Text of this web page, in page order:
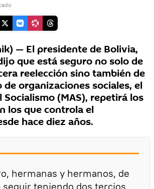
— El presidente de Bolivia,
que está seguro no solo de
reelección sino también de
organizaciones sociales, el
(MAS), repetirá los
los que controla el
hace diez años.
hermanas y hermanos, de
seguir teniendo dos tercios